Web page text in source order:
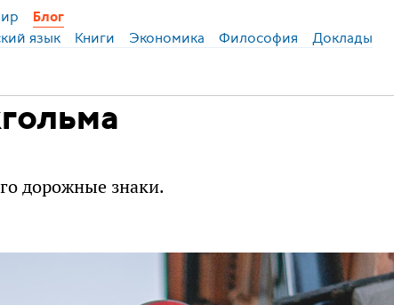
Блог
язык Книги Экономика Философия Доклады
дорожные знаки.